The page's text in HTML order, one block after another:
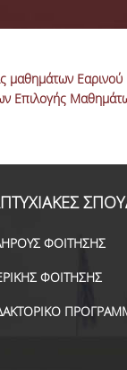
μαθημάτων
Επιλογής
ΦΟΙΤΗΣΗΣ
ΦΟΙΤΗΣΗΣ